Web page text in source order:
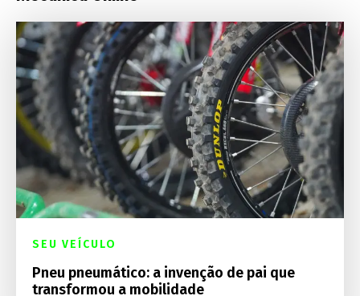
SEU VEÍCULO
Pneu pneumático: a invenção de pai que
transformou a mobilidade